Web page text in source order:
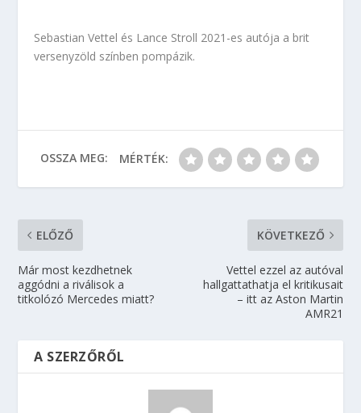
Sebastian Vettel és Lance Stroll 2021-es autója a brit
versenyzöld színben pompázik.
OSSZA MEG: MÉRTÉK:
ELŐZŐ
Már most kezdhetnek
aggódni a riválisok a
titkolózó Mercedes miatt?
KÖVETKEZŐ
Vettel ezzel az autóval
hallgattathatja el kritikusait
– itt az Aston Martin
AMR21
A SZERZŐRŐL